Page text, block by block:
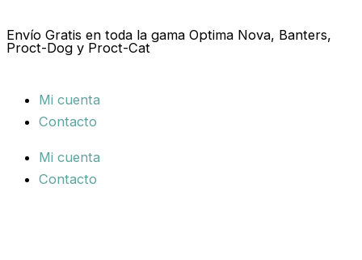
al
contenido
Envío Gratis en toda la gama Optima Nova, Banters,
Proct-Dog y Proct-Cat
Mi cuenta
Contacto
Mi cuenta
Contacto